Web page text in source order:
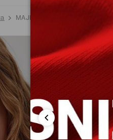
MAJICA SA KRATKIM RUKAVIMA